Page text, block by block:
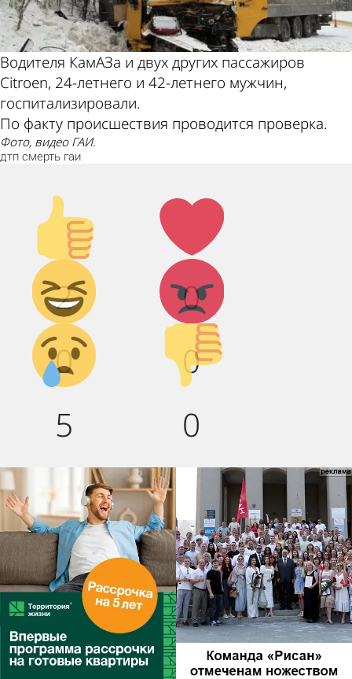
Водителя КамАЗа и двух других пассажиров
Citroen, 24-летнего и 42-летнего мужчин,
госпитализировали.
По факту происшествия проводится проверка.
Фото, видео ГАИ.
дтп смерть гаи
Палец
вверх!
2
Лайк!
0
Дикий
смех!
0
Агрессия!
0
Грусть :(
5
Палец
вниз!
0